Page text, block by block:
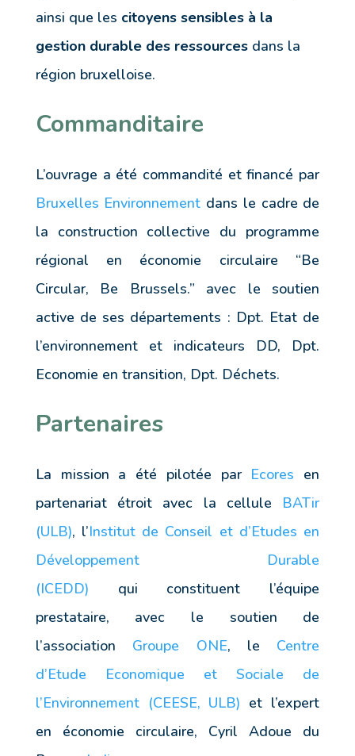
ainsi que les citoyens sensibles à la
gestion durable des ressources dans la
région bruxelloise.
Commanditaire
L’ouvrage a été commandité et financé par
Bruxelles Environnement dans le cadre de
la construction collective du programme
régional en économie circulaire “Be
Circular, Be Brussels.” avec le soutien
active de ses départements : Dpt. Etat de
l’environnement et indicateurs DD, Dpt.
Economie en transition, Dpt. Déchets.
Partenaires
La mission a été pilotée par Ecores en
partenariat étroit avec la cellule
BATir
(ULB), l’Institut de Conseil et d’Etudes en
Développement Durable
(ICEDD)
qui constituent l’équipe
prestataire, avec le soutien de
l’association
Groupe ONE, le
Centre
d’Etude Economique et Sociale de
l’Environnement (CEESE, ULB) et l’expert
en économie circulaire, Cyril Adoue du